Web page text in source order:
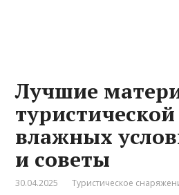
Лучшие
влажных
и советы
30.04.2025 Туристическое